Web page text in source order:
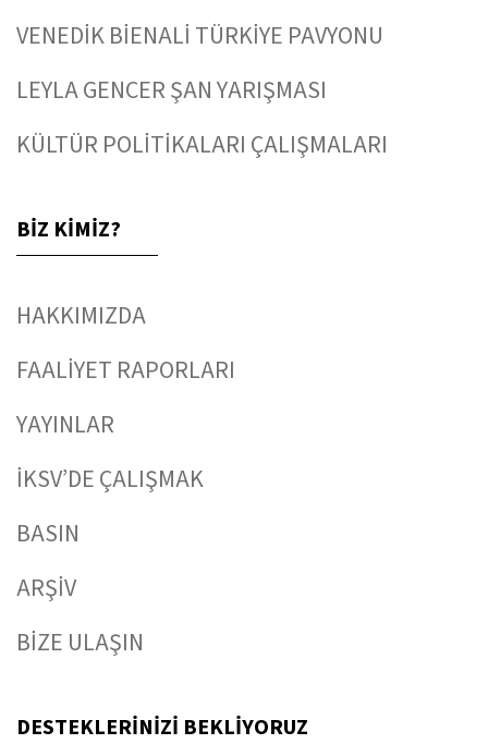
VENEDİK BİENALİ TÜRKİYE PAVYONU
LEYLA GENCER ŞAN YARIŞMASI
KÜLTÜR POLİTİKALARI ÇALIŞMALARI
BİZ KİMİZ?
HAKKIMIZDA
FAALİYET RAPORLARI
YAYINLAR
İKSV’DE ÇALIŞMAK
BASIN
ARŞİV
BİZE ULAŞIN
DESTEKLERİNİZİ BEKLİYORUZ